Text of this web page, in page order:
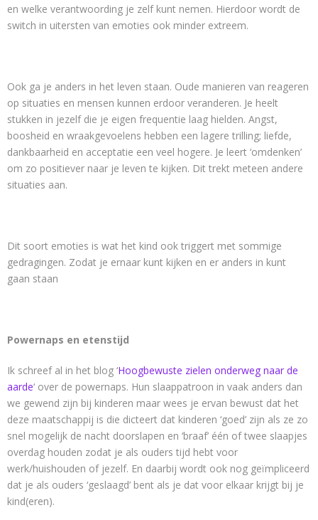
en welke verantwoording je zelf kunt nemen. Hierdoor wordt de
switch in uitersten van emoties ook minder extreem.
Ook ga je anders in het leven staan. Oude manieren van reageren
op situaties en mensen kunnen erdoor veranderen. Je heelt
stukken in jezelf die je eigen frequentie laag hielden. Angst,
boosheid en wraakgevoelens hebben een lagere trilling; liefde,
dankbaarheid en acceptatie een veel hogere. Je leert ‘omdenken’
om zo positiever naar je leven te kijken. Dit trekt meteen andere
situaties aan.
Dit soort emoties is wat het kind ook triggert met sommige
gedragingen. Zodat je ernaar kunt kijken en er anders in kunt
gaan staan
Powernaps en etenstijd
Ik schreef al in het blog ‘Hoogbewuste zielen onderweg naar de
aarde‘ over de powernaps. Hun slaappatroon in vaak anders dan
we gewend zijn bij kinderen maar wees je ervan bewust dat het
deze maatschappij is die dicteert dat kinderen ‘goed’ zijn als ze zo
snel mogelijk de nacht doorslapen en ‘braaf’ één of twee slaapjes
overdag houden zodat je als ouders tijd hebt voor
werk/huishouden of jezelf. En daarbij wordt ook nog geïmpliceerd
dat je als ouders ‘geslaagd’ bent als je dat voor elkaar krijgt bij je
kind(eren).